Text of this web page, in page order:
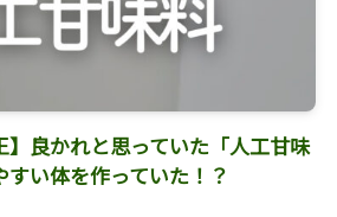
】良かれと思っていた「人工甘味
い体を作っていた！？